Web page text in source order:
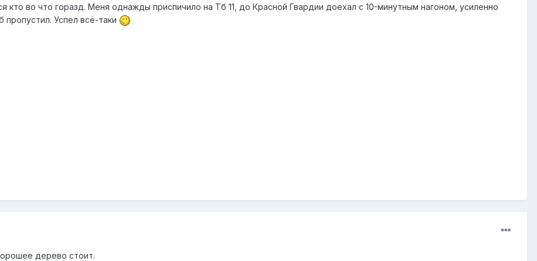
кто во что горазд. Меня однажды приспичило на Тб 11, до Красной Гвардии доехал с 10-минутным нагоном, усиленно
Успел всё-таки
дерево стоит.